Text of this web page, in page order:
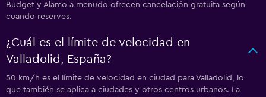
Budget y Alamo a menudo ofrecen cancelación gratuita según
cuando reserves.
¿Cuál es el límite de velocidad en
Valladolid, España?
50 km/h es el límite de velocidad en ciudad para Valladolid, lo
que también se aplica a ciudades y otros centros urbanos. La